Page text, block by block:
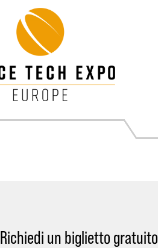
Richiedi un biglietto gratuito